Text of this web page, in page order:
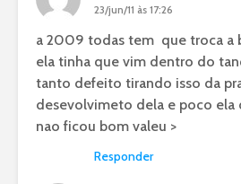
23/jun/11 às 17:26
a 2009 todas tem que troca a
ela tinha que vim dentro do
tanto defeito tirando isso da
desevolvimeto dela e poco ela
nao ficou bom valeu >
Responder